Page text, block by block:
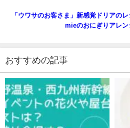
「ウワサのお客さま」新感覚ドリアの
mieのおにぎりアレン
おすすめの記事